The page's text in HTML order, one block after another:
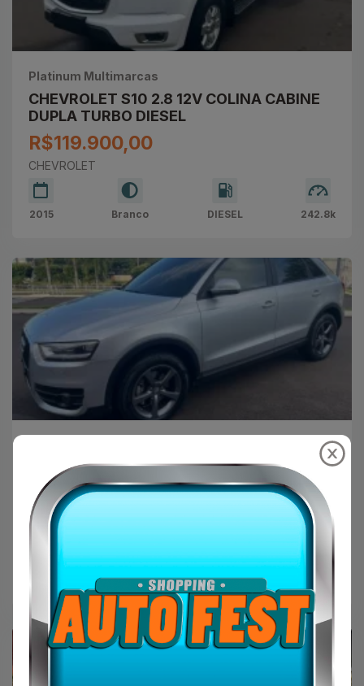
Platinum Multimarcas
CHEVROLET S10 2.8 12V COLINA CABINE
DUPLA TURBO DIESEL
R$119.900,00
CHEVROLET
2015 Branco DIESEL 242.8k
AUDI Q3 2.0 4P TFSI ATTRACTION
QUATTRO S-TRONIC AUTOMÁTICO
R$89.900,00
Prata GAS